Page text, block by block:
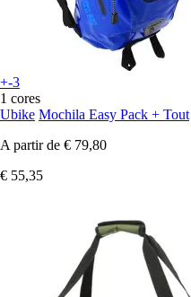
+-3
1 cores
Ubike Mochila Easy Pack + Tout
A partir de € 79,80
€ 55,35